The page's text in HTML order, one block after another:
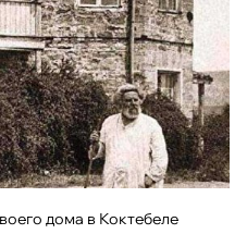
дома в Коктебеле